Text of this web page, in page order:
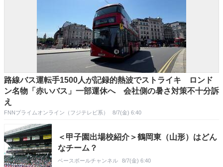
路線バス運転手1500人が記録的熱波でストライキ ロンド
ン名物「赤いバス」一部運休へ 会社側の暑さ対策不十分訴
え
FNNプライムオンライン（フジテレビ系） 8/7(金) 6:40
＜甲子園出場校紹介＞鶴岡東（山形）はどん
なチーム？
ベースボールチャンネル 8/7(金) 6:40